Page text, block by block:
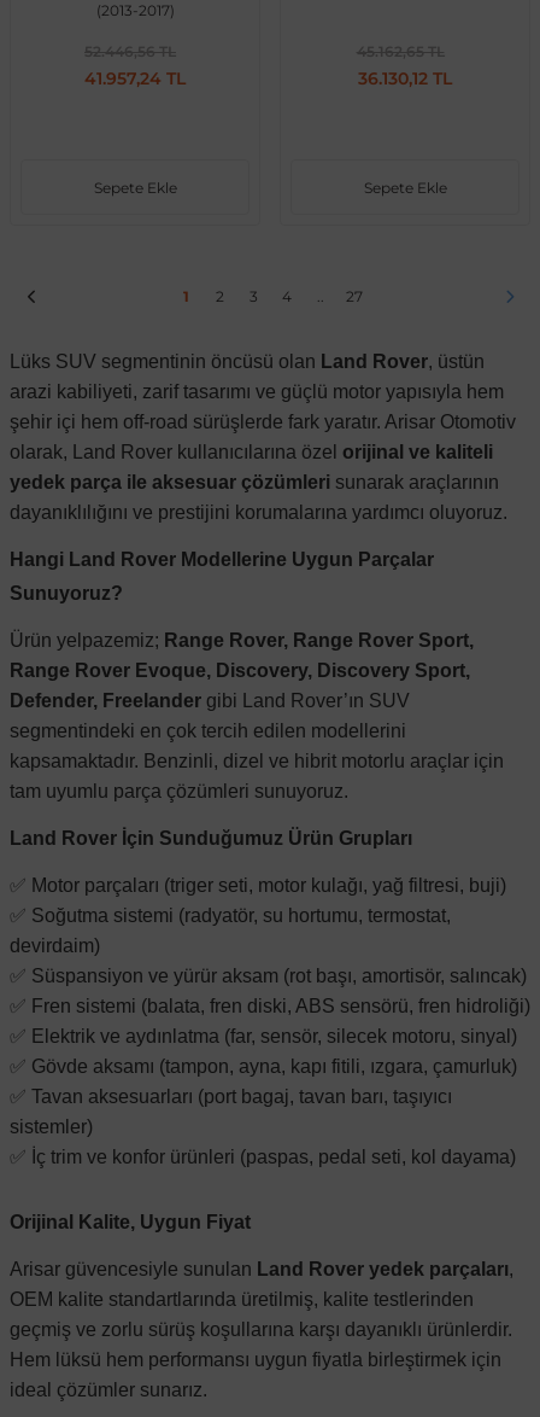
(2013-2017)
52.446,56 TL
41.957,24 TL
Sepete Ekle
45.162,65 TL
36.130,12 TL
Sepete Ekle
1 2 3 4 27
Lüks SUV segmentinin öncüsü olan Land Rover, üstün
arazi kabiliyeti, zarif tasarımı ve güçlü motor yapısıyla hem
şehir içi hem off-road sürüşlerde fark yaratır. Arisar Otomotiv
olarak, Land Rover kullanıcılarına özel orijinal ve kaliteli
yedek parça ile aksesuar çözümleri sunarak araçlarının
dayanıklılığını ve prestijini korumalarına yardımcı oluyoruz.
Hangi Land Rover Modellerine Uygun Parçalar
Sunuyoruz?
Ürün yelpazemiz; Range Rover, Range Rover Sport,
Range Rover Evoque, Discovery, Discovery Sport,
Defender, Freelander gibi Land Rover’ın SUV
segmentindeki en çok tercih edilen modellerini
kapsamaktadır. Benzinli, dizel ve hibrit motorlu araçlar için
tam uyumlu parça çözümleri sunuyoruz.
Land Rover İçin Sunduğumuz Ürün Grupları
✅ Motor parçaları (triger seti, motor kulağı, yağ filtresi, buji)
✅ Soğutma sistemi (radyatör, su hortumu, termostat,
devirdaim)
✅ Süspansiyon ve yürür aksam (rot başı, amortisör, salıncak)
✅ Fren sistemi (balata, fren diski, ABS sensörü, fren hidroliği)
✅ Elektrik ve aydınlatma (far, sensör, silecek motoru, sinyal)
✅ Gövde aksamı (tampon, ayna, kapı fitili, ızgara, çamurluk)
✅ Tavan aksesuarları (port bagaj, tavan barı, taşıyıcı
sistemler)
✅ İç trim ve konfor ürünleri (paspas, pedal seti, kol dayama)
Orijinal Kalite, Uygun Fiyat
Arisar güvencesiyle sunulan Land Rover yedek parçaları,
OEM kalite standartlarında üretilmiş, kalite testlerinden
geçmiş ve zorlu sürüş koşullarına karşı dayanıklı ürünlerdir.
Hem lüksü hem performansı uygun fiyatla birleştirmek için
ideal çözümler sunarız.